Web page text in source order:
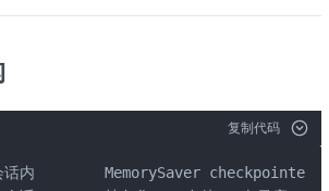
复制代码
话内        MemorySaver checkpointer